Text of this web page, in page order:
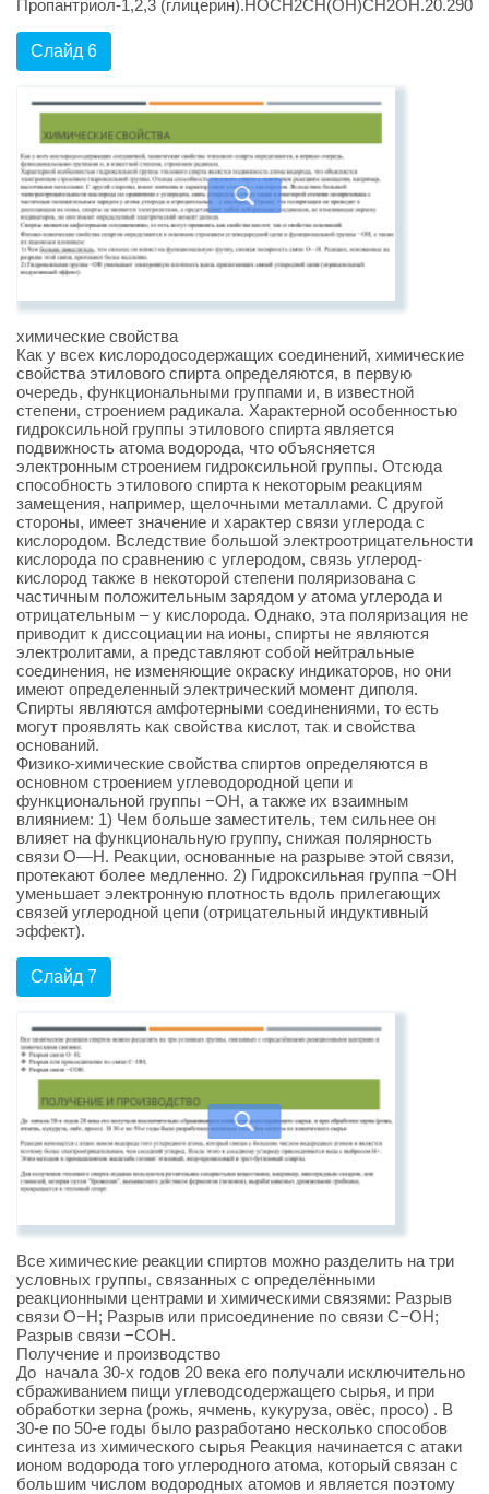
Пропантриол-1,2,3 (глицерин).НОСН2СН(ОН)СН2ОН.20.290
Слайд 6
химические свойства
Как у всех кислородосодержащих соединений, химические
свойства этилового спирта определяются, в первую
очередь, функциональными группами и, в известной
степени, строением радикала. Характерной особенностью
гидроксильной группы этилового спирта является
подвижность атома водорода, что объясняется
электронным строением гидроксильной группы. Отсюда
способность этилового спирта к некоторым реакциям
замещения, например, щелочными металлами. С другой
стороны, имеет значение и характер связи углерода с
кислородом. Вследствие большой электроотрицательности
кислорода по сравнению с углеродом, связь углерод-
кислород также в некоторой степени поляризована с
частичным положительным зарядом у атома углерода и
отрицательным – у кислорода. Однако, эта поляризация не
приводит к диссоциации на ионы, спирты не являются
электролитами, а представляют собой нейтральные
соединения, не изменяющие окраску индикаторов, но они
имеют определенный электрический момент диполя.
Спирты являются амфотерными соединениями, то есть
могут проявлять как свойства кислот, так и свойства
оснований.
Физико-химические свойства спиртов определяются в
основном строением углеводородной цепи и
функциональной группы −OH, а также их взаимным
влиянием: 1) Чем больше заместитель, тем сильнее он
влияет на функциональную группу, снижая полярность
связи O—Н. Реакции, основанные на разрыве этой связи,
протекают более медленно. 2) Гидроксильная группа −ОН
уменьшает электронную плотность вдоль прилегающих
связей углеродной цепи (отрицательный индуктивный
эффект).
Слайд 7
Все химические реакции спиртов можно разделить на три
условных группы, связанных с определёнными
реакционными центрами и химическими связями: Разрыв
связи O−H; Разрыв или присоединение по связи С−OH;
Разрыв связи −СOH.
Получение и производство
До начала 30-х годов 20 века его получали исключительно
сбраживанием пищи углеводсодержащего сырья, и при
обработки зерна (рожь, ячмень, кукуруза, овёс, просо) . В
30-е по 50-е годы было разработано несколько способов
синтеза из химического сырья Реакция начинается с атаки
ионом водорода того углеродного атома, который связан с
большим числом водородных атомов и является поэтому